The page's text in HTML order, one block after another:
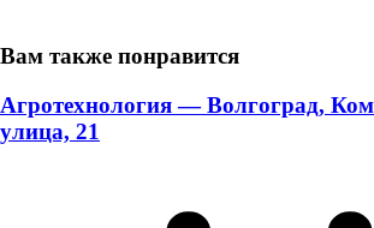
Вам также понравится
Агротехнология — Волгоград,
улица, 21